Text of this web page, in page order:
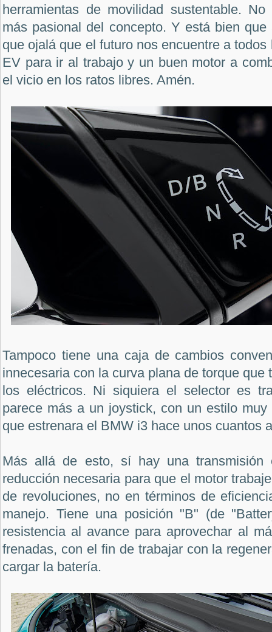
herramientas de movilidad sustentable.
más pasional del concepto. Y está bien
que ojalá que el futuro nos encuentre a
EV para ir al trabajo y un buen motor a
el vicio en los ratos libres. Amén.
Tampoco tiene una caja de cambios
innecesaria con la curva plana de torque que
los eléctricos. Ni siquiera el selector es
parece más a un joystick, con un estilo
que estrenara el BMW i3 hace unos cuantos
Más allá de esto, sí hay una transmisión
reducción necesaria para que el motor
de revoluciones, no en términos de
manejo. Tiene una posición "B" (de
resistencia al avance para aprovechar al
frenadas, con el fin de trabajar con la
cargar la batería.